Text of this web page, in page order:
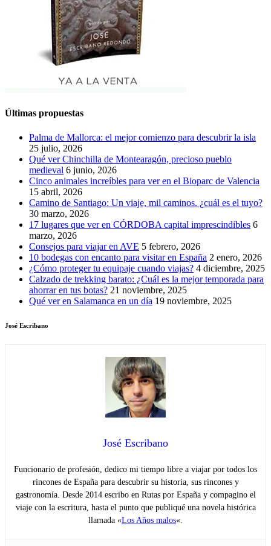
Últimas propuestas
Palma de Mallorca: el mejor comienzo para descubrir la isla
25 julio, 2026
Qué ver Chinchilla de Montearagón, precioso pueblo
medieval 6 junio, 2026
Cinco animales increíbles para ver en el Bioparc de Valencia
15 abril, 2026
Camino de Santiago: Un viaje, mil caminos. ¿cuál es el tuyo?
30 marzo, 2026
17 lugares que ver en CÓRDOBA capital imprescindibles 6
marzo, 2026
Consejos para viajar en AVE 5 febrero, 2026
10 bodegas con encanto para visitar en España 2 enero, 2026
¿Cómo proteger tu equipaje cuando viajas? 4 diciembre, 2025
Calzado de trekking barato: ¿Cuál es la mejor temporada para
ahorrar en tus botas? 21 noviembre, 2025
Qué ver en Salamanca en un día 19 noviembre, 2025
José Escribano
José Escribano
Funcionario de profesión, dedico mi tiempo libre a viajar por todos los
rincones de España para descubrir su historia, sus rincones y
gastronomía. Desde 2014 escribo en Rutas por España y compagino el
viaje con la escritura, hasta el punto que publiqué una novela histórica
llamada «Los Años malos«.